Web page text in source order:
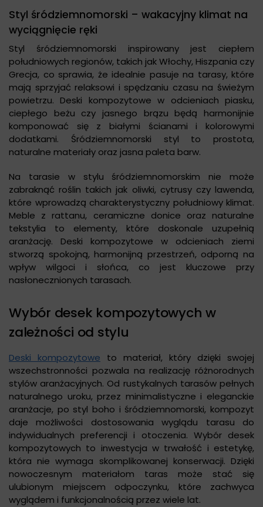
Styl śródziemnomorski – wakacyjny klimat na
wyciągnięcie ręki
Styl śródziemnomorski inspirowany jest ciepłem
południowych regionów, takich jak Włochy, Hiszpania czy
Grecja, co sprawia, że idealnie pasuje na tarasy, które
mają sprzyjać relaksowi i spędzaniu czasu na świeżym
powietrzu. Deski kompozytowe w odcieniach piasku,
ciepłego beżu czy jasnego brązu będą harmonijnie
komponować się z białymi ścianami i kolorowymi
dodatkami. Śródziemnomorski styl to prostota,
naturalne materiały oraz jasna paleta barw.
Na tarasie w stylu śródziemnomorskim nie może
zabraknąć roślin takich jak oliwki, cytrusy czy lawenda,
które wprowadzą charakterystyczny południowy klimat.
Meble z rattanu, ceramiczne donice oraz naturalne
tekstylia to elementy, które doskonale uzupełnią
aranżację. Deski kompozytowe w odcieniach ziemi
stworzą spokojną, harmonijną przestrzeń, odporną na
wpływ wilgoci i słońca, co jest kluczowe przy
nasłonecznionych tarasach.
Wybór desek kompozytowych w
zależności od stylu
Deski kompozytowe to materiał, który dzięki swojej
wszechstronności pozwala na realizację różnorodnych
stylów aranżacyjnych. Od rustykalnych tarasów pełnych
naturalnego uroku, przez minimalistyczne i eleganckie
aranżacje, po styl boho i śródziemnomorski, kompozyt
daje możliwości dostosowania wyglądu tarasu do
indywidualnych preferencji i otoczenia. Wybór desek
kompozytowych to inwestycja w trwałość i estetykę,
która nie wymaga skomplikowanej konserwacji. Dzięki
nowoczesnym materiałom taras może stać się
ulubionym miejscem odpoczynku, które zachwyca
wyglądem i funkcjonalnością przez wiele lat.